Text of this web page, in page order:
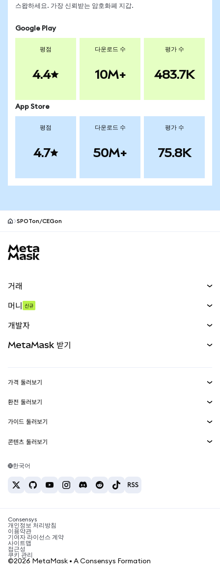
스왑하세요. 가장 신뢰받는 암호화폐 지갑.
Google Play
평점
4.4
다운로드 수
10M+
평가 수
483.7K
App Store
평점
4.7
다운로드 수
50M+
평가 수
75.8K
SPOTon/CEGon
거래
무기한 선물
실물자산
머니 신규
개발자
MetaMask Connect
Snaps
웹3 서비스
MetaMask 받기
보안
고객 지원
채용
가격 둘러보기
이더리움 가격
솔라나 가격
테더 가격
환전 둘러보기
ETH를 USD로 환전
USDT를 INR로 환전
BTC를 INR로 환전
ETH를 USDT로 환전
가이드 둘러보기
ETH 매수
USDT 매수
SHIB 매수
BNB 매수
콘텐츠 둘러보기
솔라나 지갑
암호화폐 세금 뉴스
암호화폐 매수 방법
비트코인 매도 방법
한국어
Consensys
개인정보 처리방침
이용약관
기여자 라이선스 계약
사이트맵
접근성
쿠키 관리
©2026 MetaMask • A Consensys Formation